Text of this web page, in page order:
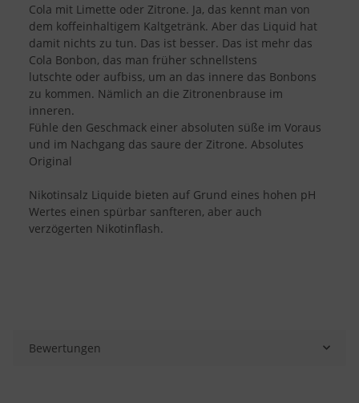
Cola mit Limette oder Zitrone. Ja, das kennt man von
dem koffeinhaltigem Kaltgetränk. Aber das Liquid hat
damit nichts zu tun. Das ist besser. Das ist mehr das
Cola Bonbon, das man früher schnellstens
lutschte oder aufbiss, um an das innere das Bonbons
zu kommen. Nämlich an die Zitronenbrause im
inneren.
Fühle den Geschmack einer absoluten süße im Voraus
und im Nachgang das saure der Zitrone. Absolutes
Original
Nikotinsalz Liquide bieten auf Grund eines hohen pH
Wertes einen spürbar sanfteren, aber auch
verzögerten Nikotinflash.
Bewertungen